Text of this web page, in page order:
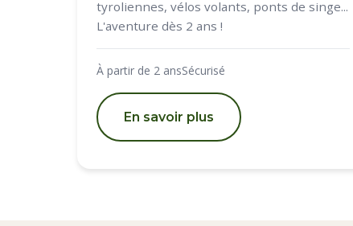
tyroliennes, vélos volants, ponts de singe...
L'aventure dès 2 ans !
À partir de 2 ansSécurisé
En savoir plus